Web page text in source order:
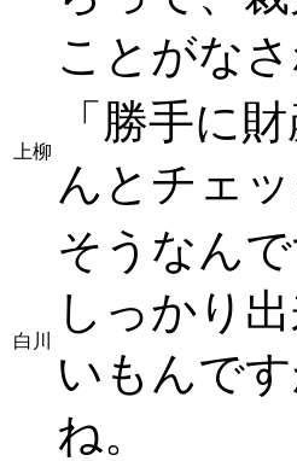
ことがな
上柳
「勝手に
んとチェッ
白川
そうなん
しっかり
いもんで
ね。